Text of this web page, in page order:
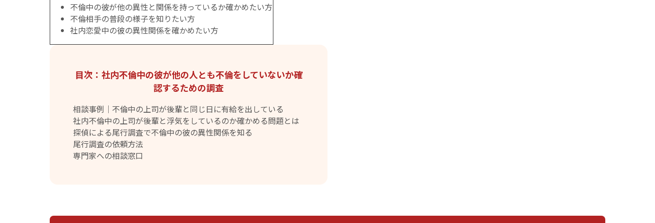
不倫中の彼が他の異性と関係を持っているか確かめたい方
不倫相手の普段の様子を知りたい方
社内恋愛中の彼の異性関係を確かめたい方
目次：社内不倫中の彼が他の人とも不倫をしていないか確
認するための調査
相談事例｜不倫中の上司が後輩と同じ日に有給を出している
社内不倫中の上司が後輩と浮気をしているのか確かめる問題とは
探偵による尾行調査で不倫中の彼の異性関係を知る
尾行調査の依頼方法
専門家への相談窓口